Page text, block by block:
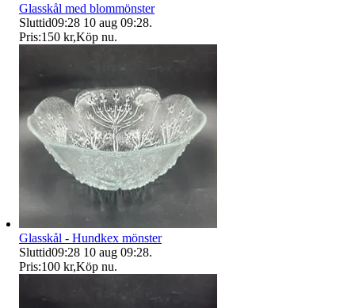
Glasskål med blommönster
Sluttid09:28 10 aug 09:28.
Pris:150 kr,Köp nu.
Glasskål - Hundkex mönster
Sluttid09:28 10 aug 09:28.
Pris:100 kr,Köp nu.